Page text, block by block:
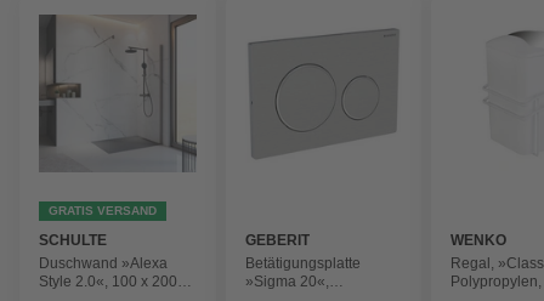
GRATIS VERSAND
SCHULTE
Duschwand »Alexa
Style 2.0«, 100 x 200
GEBERIT
Betätigungsplatte
»Sigma 20«,
WENKO
Regal,